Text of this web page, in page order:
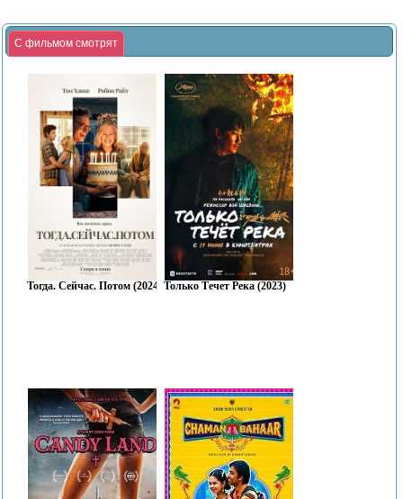
С фильмом смотрят
Тогда. Сейчас. Потом (2024) Только Течет Река (2023)